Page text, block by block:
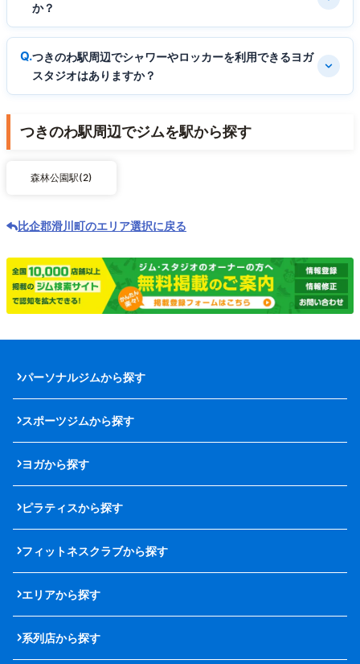
か？
つきのわ駅周辺でシャワーやロッカーを利用できるヨガ
スタジオはありますか？
つきのわ駅周辺でジムを駅から探す
森林公園駅(2)
比企郡滑川町のエリア選択に戻る
パーソナルジムから探す
スポーツジムから探す
ヨガから探す
ピラティスから探す
フィットネスクラブから探す
エリアから探す
系列店から探す